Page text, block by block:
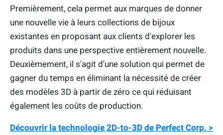
Premièrement, cela permet aux marques de donner
une nouvelle vie à leurs collections de bijoux
existantes en proposant aux clients d'explorer les
produits dans une perspective entièrement nouvelle.
Deuxièmement, il s'agit d'une solution qui permet de
gagner du temps en éliminant la nécessité de créer
des modèles 3D à partir de zéro ce qui réduisant
également les coûts de production.
Découvrir la technologie 2D-to-3D de Perfect Corp. >